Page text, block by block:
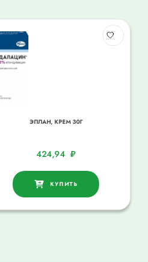
ЭПЛАН, КРЕМ 30Г
424,94 ₽
КУПИТЬ